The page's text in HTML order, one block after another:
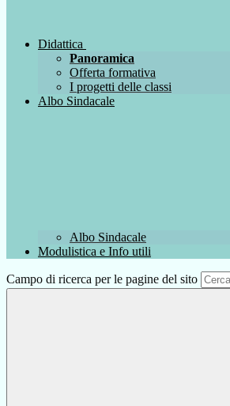
Didattica
Panoramica
Offerta formativa
I progetti delle classi
Albo Sindacale
Albo Sindacale
Modulistica e Info utili
Campo di ricerca per le pagine del sito